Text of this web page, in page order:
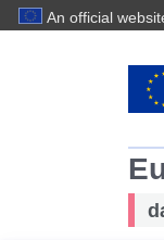
An official